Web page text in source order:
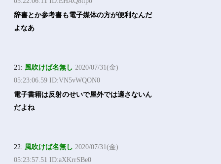
辞書とか参考書も電子媒体の方が便利なんだ
よなあ
21: 風吹けば名無し 2020/07/31(金)
05:23:06.59 ID:VN5vWQON0
電子書籍は反射のせいで屋外では適さないん
だよね
22: 風吹けば名無し 2020/07/31(金)
05:23:57.51 ID:aXKrrSBe0